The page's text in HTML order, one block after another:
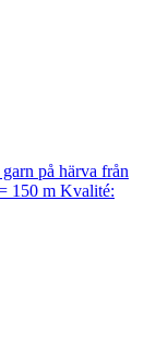
på härva från
150 m Kvalité: